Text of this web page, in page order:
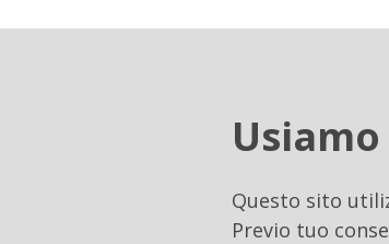
Allegati
Questo sito
Previo tuo